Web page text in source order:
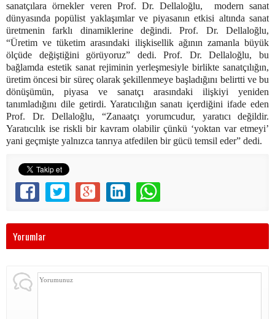
sanatçılara örnekler veren Prof. Dr. Dellaloğlu, modern sanat
dünyasında popülist yaklaşımlar ve piyasanın etkisi altında sanat
üretmenin farklı dinamiklerine değindi. Prof. Dr. Dellaloğlu,
“Üretim ve tüketim arasındaki ilişkisellik ağının zamanla büyük
ölçüde değiştiğini görüyoruz” dedi. Prof. Dr. Dellaloğlu, bu
bağlamda estetik sanat rejiminin yerleşmesiyle birlikte sanatçılığın,
üretim öncesi bir süreç olarak şekillenmeye başladığını belirtti ve bu
dönüşümün, piyasa ve sanatçı arasındaki ilişkiyi yeniden
tanımladığını dile getirdi. Yaratıcılığın sanatı içerdiğini ifade eden
Prof. Dr. Dellaloğlu, “Zanaatçı yorumcudur, yaratıcı değildir.
Yaratıcılık ise riskli bir kavram olabilir çünkü ‘yoktan var etmeyi’
yani geçmişte yalnızca tanrıya atfedilen bir gücü temsil eder” dedi.
Yorumlar